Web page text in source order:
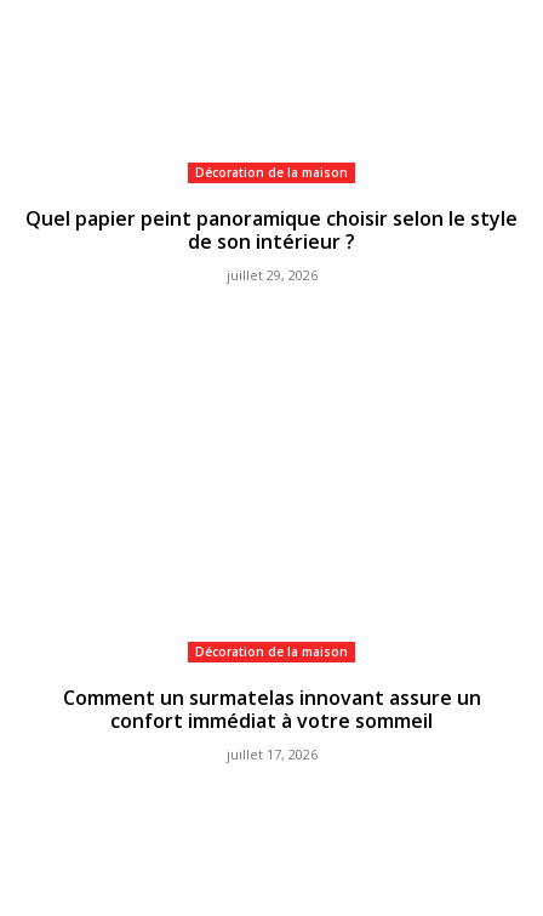
Décoration de la maison
Quel papier peint panoramique choisir selon le style
de son intérieur ?
juillet 29, 2026
Décoration de la maison
Comment un surmatelas innovant assure un
confort immédiat à votre sommeil
juillet 17, 2026